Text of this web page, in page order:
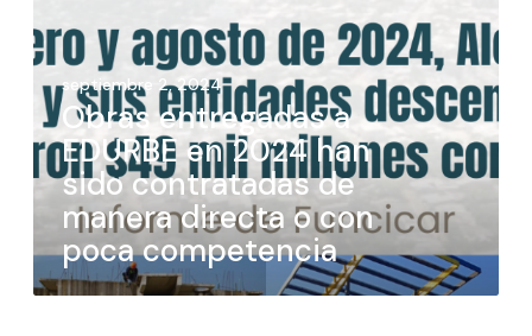
septiembre 2, 2024
Obras entregadas a
EDURBE en 2024 han
sido contratadas de
manera directa o con
poca competencia